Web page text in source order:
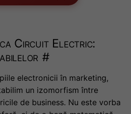
Circuit Electric:
#
electronicii în marketing,
un izomorfism între
de business. Nu este vorba